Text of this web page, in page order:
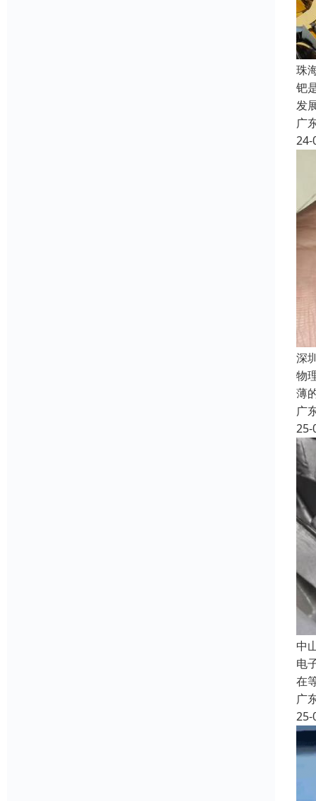
珠
钯
发
广
24-
深
物
薄
广
25-
中
电
在
广
25-